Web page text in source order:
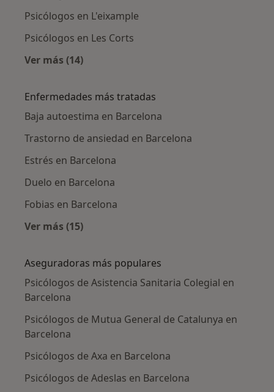
Psicólogos en L'eixample
Psicólogos en Les Corts
Ver más (14)
Enfermedades más tratadas
Baja autoestima en Barcelona
Trastorno de ansiedad en Barcelona
Estrés en Barcelona
Duelo en Barcelona
Fobias en Barcelona
Ver más (15)
Aseguradoras más populares
Psicólogos de Asistencia Sanitaria Colegial en
Barcelona
Psicólogos de Mutua General de Catalunya en
Barcelona
Psicólogos de Axa en Barcelona
Psicólogos de Adeslas en Barcelona